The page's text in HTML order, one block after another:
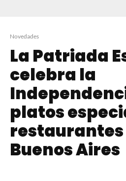
Novedades
La Patriada
celebra la
platos
restaurantes
Buenos Aires